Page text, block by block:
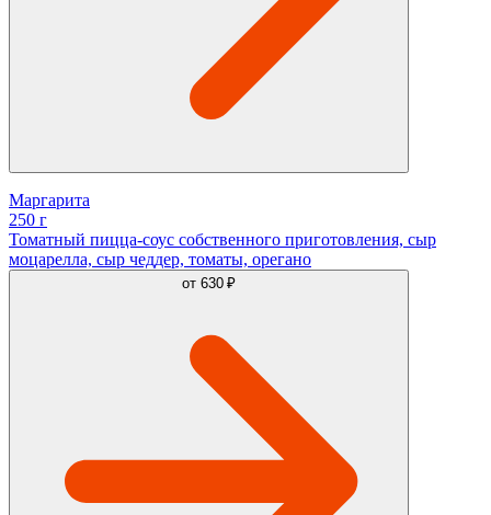
Маргарита
250 г
Томатный пицца-соус собственного приготовления, сыр
моцарелла, сыр чеддер, томаты, орегано
от 630 ₽